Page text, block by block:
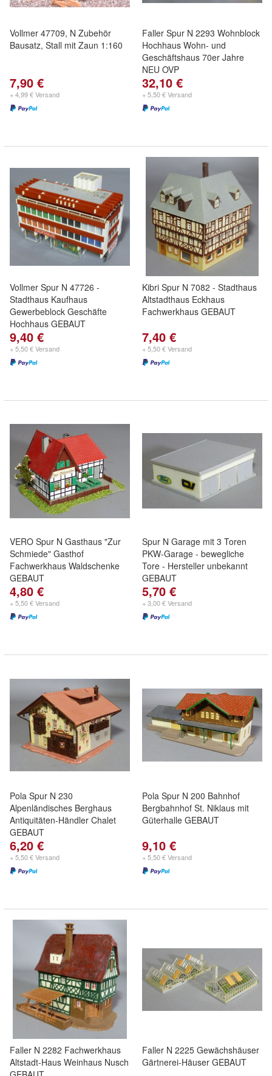
Vollmer 47709, N Zubehör
Bausatz, Stall mit Zaun 1:160
7,90 €
+ 4,99 € Versand
Faller Spur N 2293 Wohnblock
Hochhaus Wohn- und
Geschäftshaus 70er Jahre
NEU OVP
32,10 €
+ 5,50 € Versand
Vollmer Spur N 47726 -
Stadthaus Kaufhaus
Gewerbeblock Geschäfte
Hochhaus GEBAUT
9,40 €
+ 5,50 € Versand
Kibri Spur N 7082 - Stadthaus
Altstadthaus Eckhaus
Fachwerkhaus GEBAUT
7,40 €
+ 5,50 € Versand
VERO Spur N Gasthaus "Zur
Schmiede" Gasthof
Fachwerkhaus Waldschenke
GEBAUT
4,80 €
+ 5,50 € Versand
Spur N Garage mit 3 Toren
PKW-Garage - bewegliche
Tore - Hersteller unbekannt
GEBAUT
5,70 €
+ 3,00 € Versand
Pola Spur N 230
Alpenländisches Berghaus
Antiquitäten-Händler Chalet
GEBAUT
6,20 €
+ 5,50 € Versand
Pola Spur N 200 Bahnhof
Bergbahnhof St. Niklaus mit
Güterhalle GEBAUT
9,10 €
+ 5,50 € Versand
Faller N 2282 Fachwerkhaus
Altstadt-Haus Weinhaus Nusch
Faller N 2225 Gewächshäuser
Gärtnerei-Häuser GEBAUT